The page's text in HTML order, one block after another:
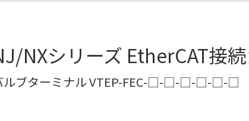
NXシリーズ EtherCAT接
ルブターミナル VTEP-FEC-□-□-□-□-□-□